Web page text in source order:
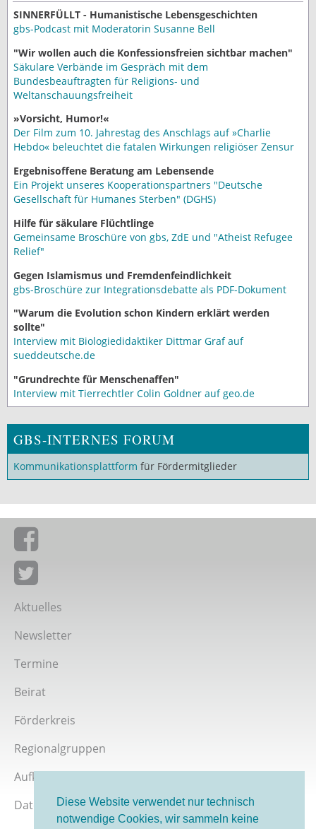
Diese Website verwendet nur technisch
notwendige Cookies, wir sammeln keine
SINNERFÜLLT - Humanistische Lebensgeschichten
gbs-Podcast mit Moderatorin Susanne Bell
"Wir wollen auch die Konfessionsfreien sichtbar machen"
Säkulare Verbände im Gespräch mit dem
Bundesbeauftragten für Religions- und
Weltanschauungsfreiheit
»Vorsicht, Humor!«
Der Film zum 10. Jahrestag des Anschlags auf »Charlie
Hebdo« beleuchtet die fatalen Wirkungen religiöser Zensur
Ergebnisoffene Beratung am Lebensende
Ein Projekt unseres Kooperationspartners "Deutsche
Gesellschaft für Humanes Sterben" (DGHS)
Hilfe für säkulare Flüchtlinge
Gemeinsame Broschüre von gbs, ZdE und "Atheist Refugee
Relief"
Gegen Islamismus und Fremdenfeindlichkeit
gbs-Broschüre zur Integrationsdebatte als PDF-Dokument
"Warum die Evolution schon Kindern erklärt werden
sollte"
Interview mit Biologiedidaktiker Dittmar Graf auf
sueddeutsche.de
"Grundrechte für Menschenaffen"
Interview mit Tierrechtler Colin Goldner auf geo.de
GBS-INTERNES FORUM
Kommunikationsplattform für Fördermitglieder
Giordano-Bruno-Stiftung auf Facebook
Giordano-Bruno-Stiftung bei Twitter
Aktuelles
Newsletter
Termine
Beirat
Förderkreis
Regionalgruppen
Aufklärer werden
Datenschutz